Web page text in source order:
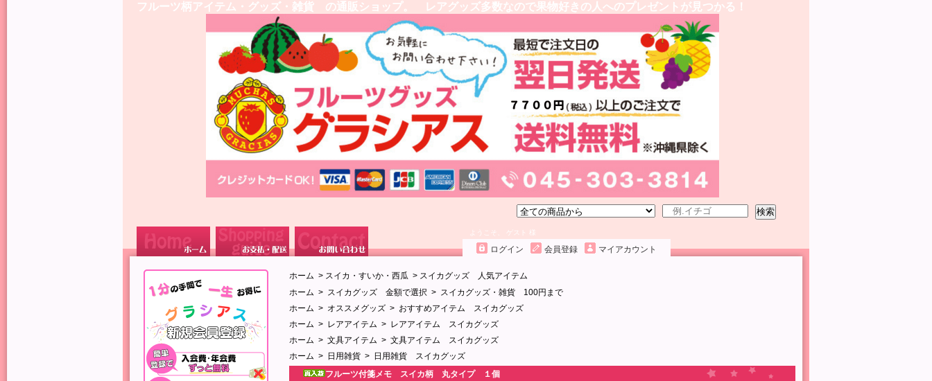
フルーツ柄アイテム・グッズ・雑貨 の通販ショップ。 レアグッズ多数なので果物好きの人へのプレゼントが見つかる！
検索
ようこそ、 ゲスト 様
ログイン 会員登録 マイアカウント
ホーム > スイカ・すいか・西瓜 > スイカグッズ 人気アイテム
ホーム > スイカグッズ 金額で選択 > スイカグッズ・雑貨 100円まで
ホーム > オススメグッズ > おすすめアイテム スイカグッズ
ホーム > レアアイテム > レアアイテム スイカグッズ
ホーム > 文具アイテム > 文具アイテム スイカグッズ
ホーム > 日用雑貨 > 日用雑貨 スイカグッズ
フルーツ付箋メモ スイカ柄 丸タイプ １個